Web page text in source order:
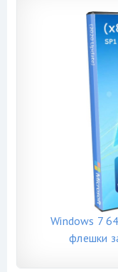
Windows 7
флешки